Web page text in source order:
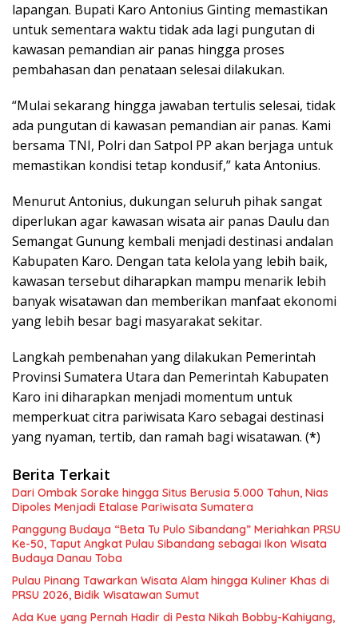
lapangan. Bupati Karo Antonius Ginting memastikan
untuk sementara waktu tidak ada lagi pungutan di
kawasan pemandian air panas hingga proses
pembahasan dan penataan selesai dilakukan.
“Mulai sekarang hingga jawaban tertulis selesai, tidak
ada pungutan di kawasan pemandian air panas. Kami
bersama TNI, Polri dan Satpol PP akan berjaga untuk
memastikan kondisi tetap kondusif,” kata Antonius.
Menurut Antonius, dukungan seluruh pihak sangat
diperlukan agar kawasan wisata air panas Daulu dan
Semangat Gunung kembali menjadi destinasi andalan
Kabupaten Karo. Dengan tata kelola yang lebih baik,
kawasan tersebut diharapkan mampu menarik lebih
banyak wisatawan dan memberikan manfaat ekonomi
yang lebih besar bagi masyarakat sekitar.
Langkah pembenahan yang dilakukan Pemerintah
Provinsi Sumatera Utara dan Pemerintah Kabupaten
Karo ini diharapkan menjadi momentum untuk
memperkuat citra pariwisata Karo sebagai destinasi
yang nyaman, tertib, dan ramah bagi wisatawan. (*)
Berita Terkait
Dari Ombak Sorake hingga Situs Berusia 5.000 Tahun, Nias
Dipoles Menjadi Etalase Pariwisata Sumatera
Panggung Budaya “Beta Tu Pulo Sibandang” Meriahkan PRSU
Ke-50, Taput Angkat Pulau Sibandang sebagai Ikon Wisata
Budaya Danau Toba
Pulau Pinang Tawarkan Wisata Alam hingga Kuliner Khas di
PRSU 2026, Bidik Wisatawan Sumut
Ada Kue yang Pernah Hadir di Pesta Nikah Bobby-Kahiyang,